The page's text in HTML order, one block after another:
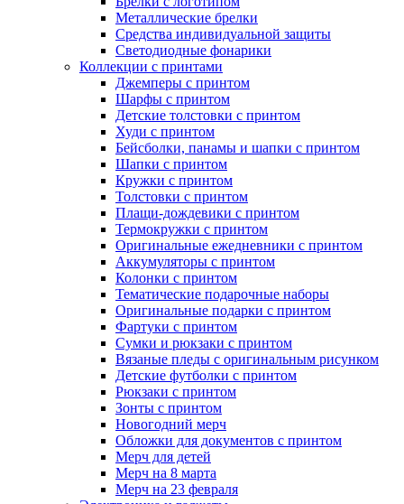
Металлические брелки
Средства индивидуальной защиты
Светодиодные фонарики
Коллекции с принтами
Джемперы с принтом
Шарфы с принтом
Детские толстовки с принтом
Худи с принтом
Бейсболки, панамы и шапки с принтом
Шапки с принтом
Кружки с принтом
Толстовки с принтом
Плащи-дождевики с принтом
Термокружки с принтом
Оригинальные ежедневники с принтом
Аккумуляторы с принтом
Колонки с принтом
Тематические подарочные наборы
Оригинальные подарки с принтом
Фартуки с принтом
Сумки и рюкзаки с принтом
Вязаные пледы с оригинальным рисунком
Детские футболки с принтом
Рюкзаки с принтом
Зонты с принтом
Новогодний мерч
Обложки для документов с принтом
Мерч для детей
Мерч на 8 марта
Мерч на 23 февраля